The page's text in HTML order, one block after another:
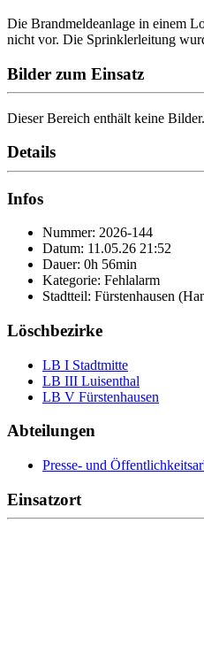
Die Brandmeldeanlage in einem
nicht vor. Die Sprinklerleitung
Bilder zum Einsatz
Dieser Bereich enthält keine Bilder.
Details
Infos
Nummer: 2026-144
Datum: 11.05.26 21:52
Dauer: 0h 56min
Kategorie: Fehlalarm
Stadtteil: Fürstenhausen
Löschbezirke
LB I Stadtmitte
LB III Luisenthal
LB V Fürstenhausen
Abteilungen
Presse- und
Einsatzort